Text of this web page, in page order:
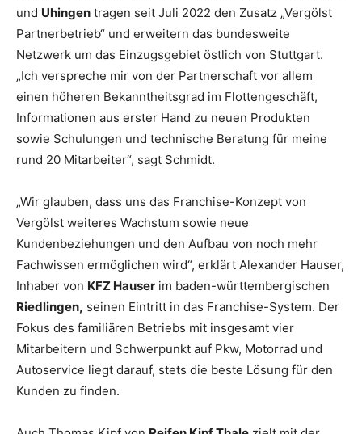
und Uhingen tragen seit Juli 2022 den Zusatz „Vergölst
Partnerbetrieb“ und erweitern das bundesweite
Netzwerk um das Einzugsgebiet östlich von Stuttgart.
„Ich verspreche mir von der Partnerschaft vor allem
einen höheren Bekanntheitsgrad im Flottengeschäft,
Informationen aus erster Hand zu neuen Produkten
sowie Schulungen und technische Beratung für meine
rund 20 Mitarbeiter“, sagt Schmidt.
„Wir glauben, dass uns das Franchise-Konzept von
Vergölst weiteres Wachstum sowie neue
Kundenbeziehungen und den Aufbau von noch mehr
Fachwissen ermöglichen wird“, erklärt Alexander Hauser,
Inhaber von KFZ Hauser im baden-württembergischen
Riedlingen, seinen Eintritt in das Franchise-System. Der
Fokus des familiären Betriebs mit insgesamt vier
Mitarbeitern und Schwerpunkt auf Pkw, Motorrad und
Autoservice liegt darauf, stets die beste Lösung für den
Kunden zu finden.